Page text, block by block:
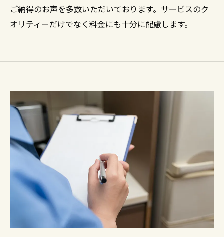
ご納得のお声を多数いただいております。サービスのク
オリティーだけでなく料金にも十分に配慮します。